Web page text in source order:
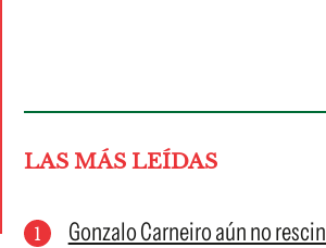
LAS MÁS LEÍDAS
Gonzalo Carneiro aún no